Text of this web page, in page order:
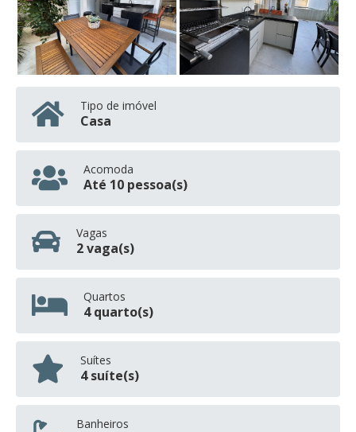
Tipo de imóvel
Casa
Acomoda
Até 10 pessoa(s)
Vagas
2 vaga(s)
Quartos
4 quarto(s)
Suítes
4 suíte(s)
Banheiros